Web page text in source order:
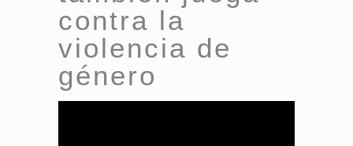
contra la
violencia de
género